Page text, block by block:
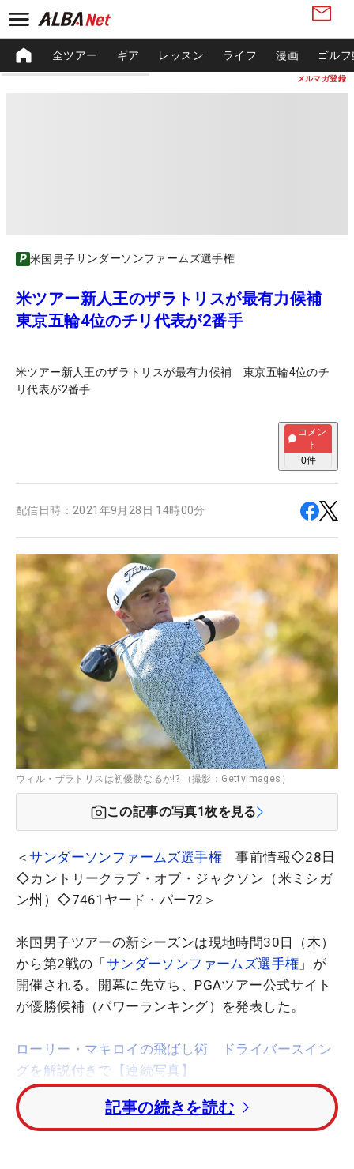
メルマガ登録
全ツアー ギア レッスン ライフ 漫画 ゴル
米国男子サンダーソンファームズ選手権
米ツアー新人王のザラトリスが最有力候補
東京五輪4位のチリ代表が2番手
米ツアー新人王のザラトリスが最有力候補 東京五輪4位のチ
リ代表が2番手
コメン
ト
0件
配信日時： 2021年9月28日 14時00分
ウィル・ザラトリスは初優勝なるか!? （撮影：GettyImages）
この記事の写真1枚を見る
＜サンダーソンファームズ選手権 事前情報◇28日
◇カントリークラブ・オブ・ジャクソン（米ミシガ
ン州）◇7461ヤード・パー72＞
米国男子ツアーの新シーズンは現地時間30日（木）
から第2戦の「 サンダーソンファームズ選手権 」が
開催される。開幕に先立ち、PGAツアー公式サイト
が優勝候補（パワーランキング）を発表した。
ローリー・マキロイの飛ばし術 ドライバースイン
グを解説付きで【連続写真】
最有力に推されたのは、昨シーズンの新人王を獲得
したウィル・ザラトリス（米国）。4月の「マスタ
記事の続きを読む